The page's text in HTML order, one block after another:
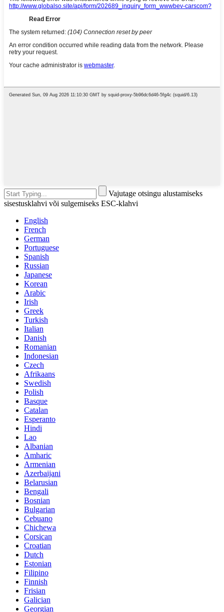
Vajutage otsingu alustamiseks
sisestusklahvi või sulgemiseks ESC-klahvi
English
French
German
Portuguese
Spanish
Russian
Japanese
Korean
Arabic
Irish
Greek
Turkish
Italian
Danish
Romanian
Indonesian
Czech
Afrikaans
Swedish
Polish
Basque
Catalan
Esperanto
Hindi
Lao
Albanian
Amharic
Armenian
Azerbaijani
Belarusian
Bengali
Bosnian
Bulgarian
Cebuano
Chichewa
Corsican
Croatian
Dutch
Estonian
Filipino
Finnish
Frisian
Galician
Georgian